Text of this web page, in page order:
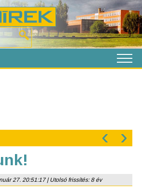
‹ ›
27. 20:51:17 | Utolsó frissítés: 8 év